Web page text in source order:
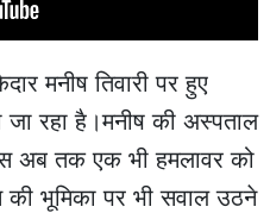
मनीष तिवारी पर हुए
जा रहा है।मनीष की अस्पताल
अब तक एक भी हमलावर को
भूमिका पर भी सवाल उठने